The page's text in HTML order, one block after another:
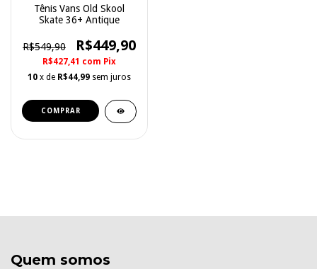
Tênis Vans Old Skool
Skate 36+ Antique
R$549,90 R$449,90
R$427,41 com Pix
10 x de R$44,99 sem juros
COMPRAR
Quem somos